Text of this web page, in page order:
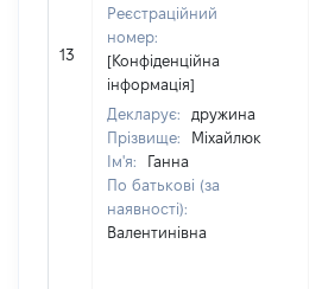
13
Реєстраційний
номер:
[Конфіденційна
інформація]
Декларує:
дружина
Прізвище:
Міхайлюк
Ім'я:
Ганна
По батькові (за
наявності):
Валентинівна